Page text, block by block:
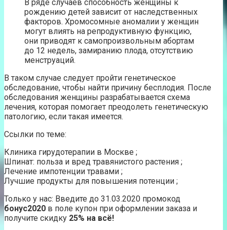
В ряде случаев способность женщины к
рождению детей зависит от наследственных
факторов. Хромосомные аномалии у женщин
могут влиять на репродуктивную функцию,
они приводят к самопроизвольным абортам
до 12 недель, замиранию плода, отсутствию
менструаций.
В таком случае следует пройти генетическое
обследование, чтобы найти причину бесплодия. После
обследования женщины разрабатывается схема
лечения, которая помогает преодолеть генетическую
патологию, если такая имеется.
Ссылки по теме:
Клиника гирудотерапии в Москве ;
Шпинат: польза и вред травянистого растения ;
Лечение импотенции травами ;
Лучшие продукты для повышения потенции ;
Только у нас: Введите до 31.03.2020 промокод
бонус2020 в поле купон при оформлении заказа и
получите скидку 25% на всё!